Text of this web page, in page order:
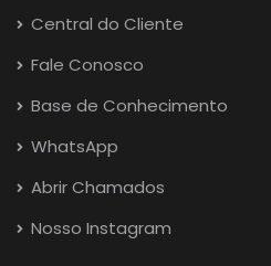
Central do Cliente
Fale Conosco
Base de Conhecimento
WhatsApp
Abrir Chamados
Nosso Instagram